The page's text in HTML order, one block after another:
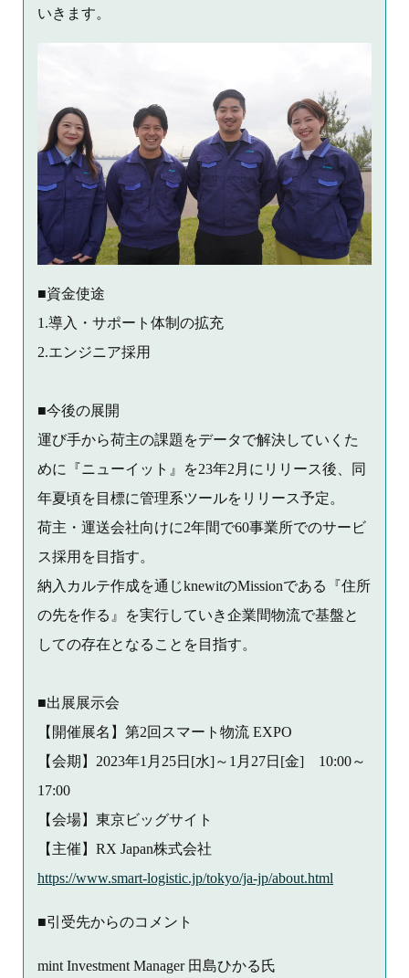
いきます。
■資金使途
1.導入・サポート体制の拡充
2.エンジニア採用
■今後の展開
運び手から荷主の課題をデータで解決していくた
めに『ニューイット』を23年2月にリリース後、同
年夏頃を目標に管理系ツールをリリース予定。
荷主・運送会社向けに2年間で60事業所でのサービ
ス採用を目指す。
納入カルテ作成を通じknewitのMissionである『住所
の先を作る』を実行していき企業間物流で基盤と
しての存在となることを目指す。
■出展展示会
【開催展名】第2回スマート物流 EXPO
【会期】2023年1月25日[水]～1月27日[金] 10:00～
17:00
【会場】東京ビッグサイト
【主催】RX Japan株式会社
https://www.smart-logistic.jp/tokyo/ja-jp/about.html
■引受先からのコメント
mint Investment Manager 田島ひかる氏